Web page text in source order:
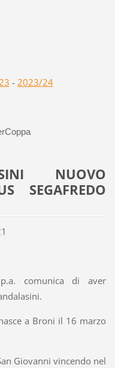
- 2023/24
NUOVO
SEGAFREDO
comunica di aver
a Broni il 16 marzo
Giovanni vincendo nel